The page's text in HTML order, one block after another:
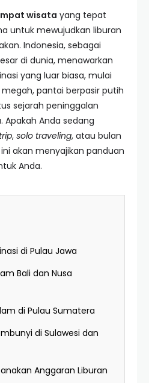
wisata yang tepat
untuk mewujudkan liburan
Indonesia, sebagai
di dunia, menawarkan
yang luar biasa, mulai
pantai berpasir putih
sejarah peninggalan
Anda sedang
, solo traveling, atau bulan
akan menyajikan panduan
Anda.
di Pulau Jawa
Bali dan Nusa
di Pulau Sumatera
di Sulawesi dan
Anggaran Liburan